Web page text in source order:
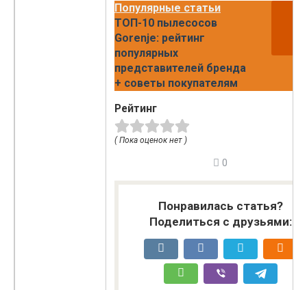
Популярные статьи
ТОП-10 пылесосов
Gorenje: рейтинг
популярных
представителей бренда
+ советы покупателям
Рейтинг
( Пока оценок нет )
0
Понравилась статья?
Поделиться с друзьями: